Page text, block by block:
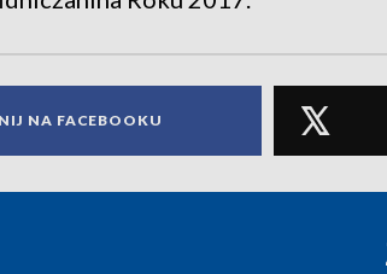
NA FACEBOOKU